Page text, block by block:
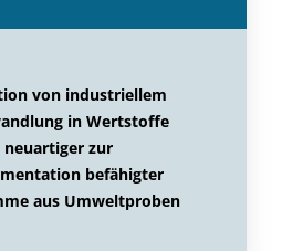
von industriellem
in Wertstoffe
zur
befähigter
aus Umweltproben